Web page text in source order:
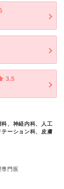
3.5
、神経内科、人工
ーション科、皮膚
専門医